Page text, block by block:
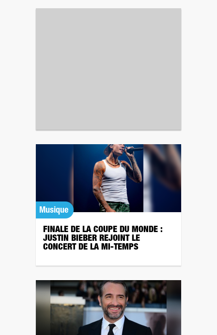
Musique
FINALE DE LA COUPE DU MONDE :
JUSTIN BIEBER REJOINT LE
CONCERT DE LA MI-TEMPS